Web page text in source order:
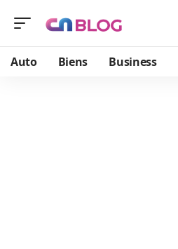
Auto Biens Business